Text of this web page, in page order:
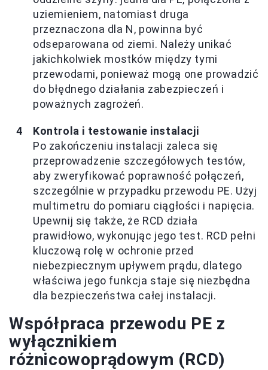
uziemieniem, natomiast druga
przeznaczona dla N, powinna być
odseparowana od ziemi. Należy unikać
jakichkolwiek mostków między tymi
przewodami, ponieważ mogą one prowadzić
do błędnego działania zabezpieczeń i
poważnych zagrożeń.
Kontrola i testowanie instalacji
Po zakończeniu instalacji zaleca się
przeprowadzenie szczegółowych testów,
aby zweryfikować poprawność połączeń,
szczególnie w przypadku przewodu PE. Użyj
multimetru do pomiaru ciągłości i napięcia.
Upewnij się także, że RCD działa
prawidłowo, wykonując jego test. RCD pełni
kluczową rolę w ochronie przed
niebezpiecznym upływem prądu, dlatego
właściwa jego funkcja staje się niezbędna
dla bezpieczeństwa całej instalacji.
Współpraca przewodu PE z
wyłącznikiem
różnicowoprądowym (RCD)